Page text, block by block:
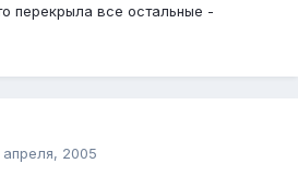
перекрыла все остальные -
апреля, 2005